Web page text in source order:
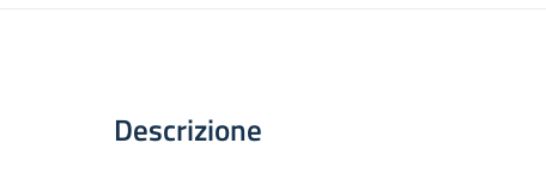
Descrizione